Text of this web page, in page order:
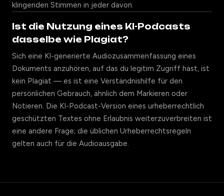
klingenden Stimmen in jeder davon.
Ist die Nutzung eines KI-Podcasts
dasselbe wie Plagiat?
Sich eine KI-generierte Audiozusammenfassung eines
Dokuments anzuhören, auf das du legitim Zugriff hast, ist
kein Plagiat — es ist eine Verständnishilfe für den
persönlichen Gebrauch, ähnlich dem Markieren oder
Notieren. Die KI-Podcast-Version eines urheberrechtlich
geschützten Textes ohne Erlaubnis weiterzuverbreiten ist
eine andere Frage; die üblichen Urheberrechtsregeln
gelten auch für die Audioausgabe.